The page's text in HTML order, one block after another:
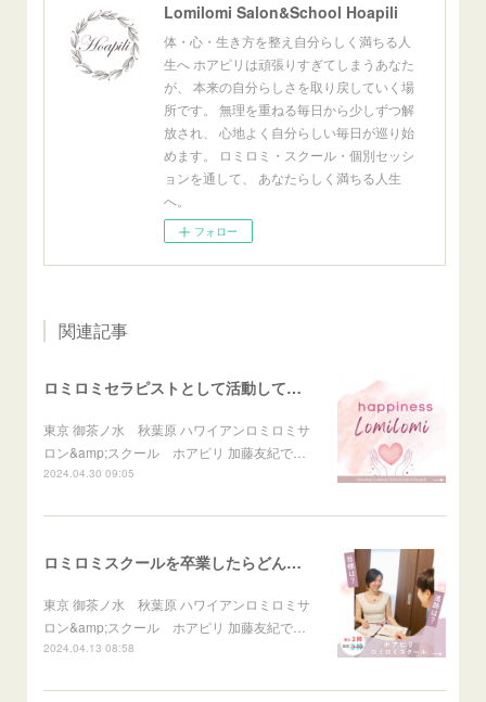
Lomilomi Salon&School Hoapili
体・心・生き方を整え自分らしく満ちる人
生へ ホアピリは頑張りすぎてしまうあなた
が、 本来の自分らしさを取り戻していく場
所です。 無理を重ねる毎日から少しずつ解
放され、 心地よく自分らしい毎日が巡り始
めます。 ロミロミ・スクール・個別セッシ
ョンを通して、 あなたらしく満ちる人生
へ。
フォロー
関連記事
ロミロミセラピストとして活動して幸せを感じること
東京 御茶ノ水 秋葉原 ハワイアンロミロミサ
ロン&amp;スクール ホアピリ 加藤友紀で…
2024.04.30 09:05
ロミロミスクールを卒業したらどんな自分になれる？
東京 御茶ノ水 秋葉原 ハワイアンロミロミサ
ロン&amp;スクール ホアピリ 加藤友紀で…
2024.04.13 08:58